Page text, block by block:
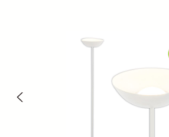
Bildergalerie überspringen